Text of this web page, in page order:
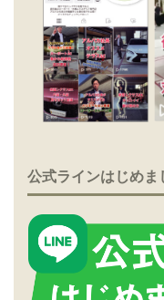
公式ラインはじめま